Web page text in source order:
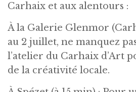
Carhaix et aux alentours :
À la Galerie Glenmor
au 2 juillet, ne manquez
l’atelier du Carhaix d’Art
de la créativité locale.